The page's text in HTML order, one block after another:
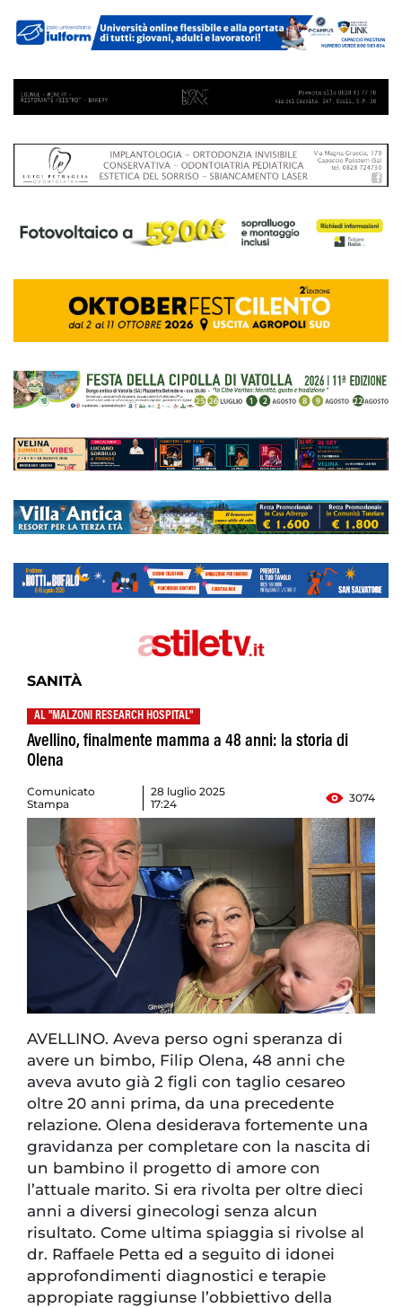
SANITÀ
AL "MALZONI RESEARCH HOSPITAL"
Avellino, finalmente mamma a 48 anni: la storia di
Olena
Comunicato
Stampa
28 luglio 2025
17:24
3074
AVELLINO. Aveva perso ogni speranza di
avere un bimbo, Filip Olena, 48 anni che
aveva avuto già 2 figli con taglio cesareo
oltre 20 anni prima, da una precedente
relazione. Olena desiderava fortemente una
gravidanza per completare con la nascita di
un bambino il progetto di amore con
l’attuale marito. Si era rivolta per oltre dieci
anni a diversi ginecologi senza alcun
risultato. Come ultima spiaggia si rivolse al
dr. Raffaele Petta ed a seguito di idonei
approfondimenti diagnostici e terapie
appropiate raggiunse l’obbiettivo della